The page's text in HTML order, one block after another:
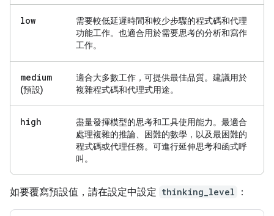
low
需要較低延遲時間和較少步驟的程式碼和代理
功能工作。也適合用於需要思考的分析和寫作
工作。
medium
(預設)
適合大多數工作，可提供最佳品質。建議用於
複雜程式碼和代理式用途。
high
盡量發揮模型的思考和工具使用能力。最適合
處理複雜的推論、困難的數學，以及最困難的
程式碼或代理任務。可進行延伸思考和函式呼
叫。
如要覆寫預設值，請在設定中設定 thinking_level ：